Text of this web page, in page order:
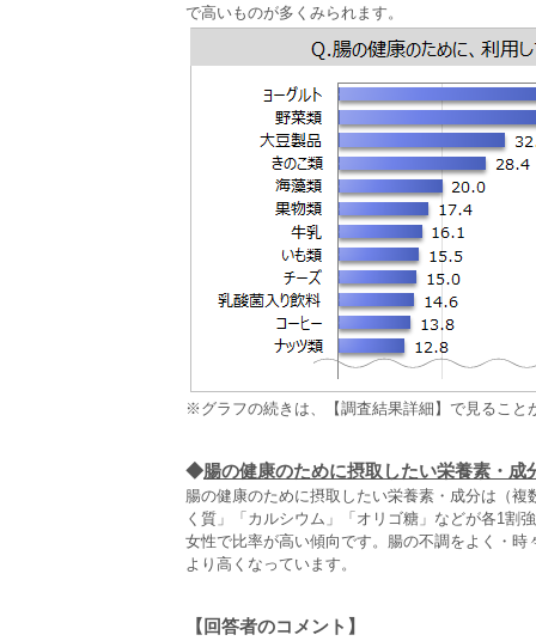
で高いものが多くみられます。
※グラフの続きは、【調査結果詳細】で見ること
◆腸の健康のために摂取したい栄養素・成
腸の健康のために摂取したい栄養素・成分は（
く質」「カルシウム」「オリゴ糖」などが各1割
女性で比率が高い傾向です。腸の不調をよく・
より高くなっています。
【回答者のコメント】